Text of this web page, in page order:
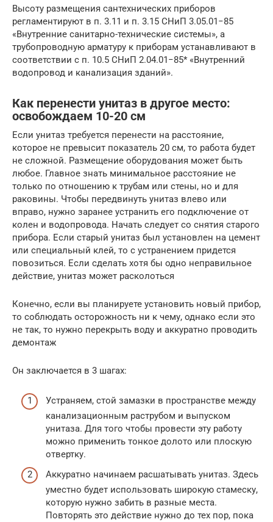
Высоту размещения сантехнических приборов
регламентируют в п. 3.11 и п. 3.15 СНиП 3.05.01−85
«Внутренние санитарно-технические системы», а
трубопроводную арматуру к приборам устанавливают в
соответствии с п. 10.5 СНиП 2.04.01−85* «Внутренний
водопровод и канализация зданий».
Как перенести унитаз в другое место:
освобождаем 10-20 см
Если унитаз требуется перенести на расстояние,
которое не превысит показатель 20 см, то работа будет
не сложной. Размещение оборудования может быть
любое. Главное знать минимальное расстояние не
только по отношению к трубам или стены, но и для
раковины. Чтобы передвинуть унитаз влево или
вправо, нужно заранее устранить его подключение от
колен и водопровода. Начать следует со снятия старого
прибора. Если старый унитаз был установлен на цемент
или специальный клей, то с устранением придется
повозиться. Если сделать хотя бы одно неправильное
действие, унитаз может расколоться
Конечно, если вы планируете установить новый прибор,
то соблюдать осторожность ни к чему, однако если это
не так, то нужно перекрыть воду и аккуратно проводить
демонтаж
Он заключается в 3 шагах:
Устраняем, стой замазки в пространстве между
канализационным раструбом и выпуском
унитаза. Для того чтобы провести эту работу
можно применить тонкое долото или плоскую
отвертку.
Аккуратно начинаем расшатывать унитаз. Здесь
уместно будет использовать широкую стамеску,
которую нужно забить в разные места.
Повторять это действие нужно до тех пор, пока